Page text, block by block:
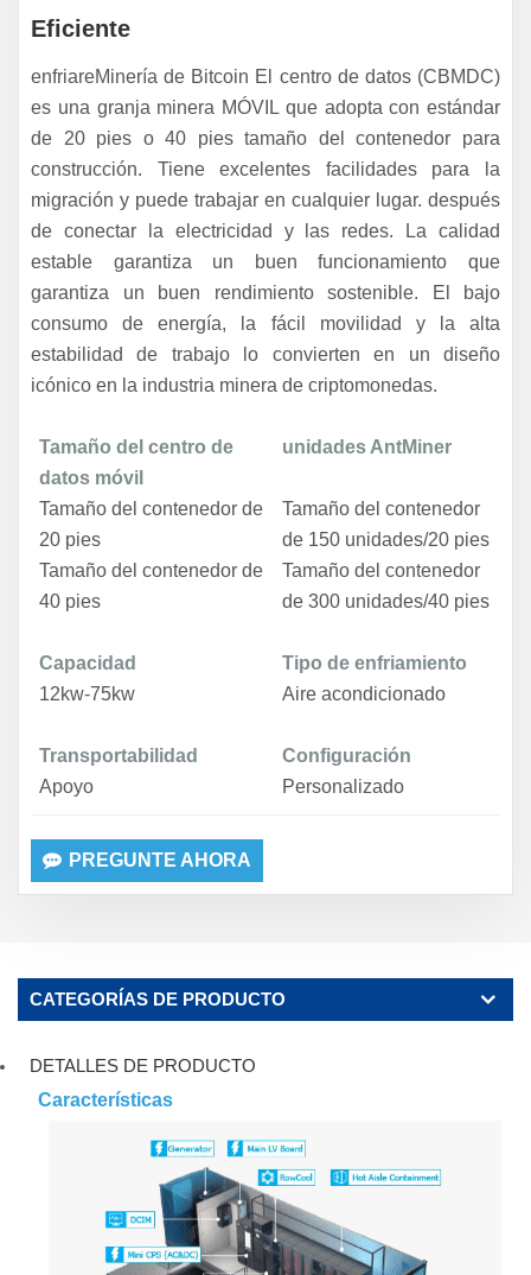
Eficiente
enfriareMinería de Bitcoin El centro de datos (CBMDC)
es una granja minera MÓVIL que adopta con estándar
de 20 pies o 40 piestamaño del contenedor para
construcción. Tiene excelentes facilidades para la
migración y puede trabajar en cualquier lugar. después
de conectar la electricidad y las redes. La calidad
estable garantiza un buen funcionamiento que
garantiza un buen rendimiento sostenible. El bajo
consumo de energía, la fácil movilidad y la alta
estabilidad de trabajo lo convierten en un diseño
icónico en la industria minera de criptomonedas.
Tamaño del centro de
datos móvil
unidades AntMiner
Tamaño del contenedor de
20 pies
Tamaño del contenedor
de 150 unidades/20 pies
Tamaño del contenedor de
40 pies
Tamaño del contenedor
de 300 unidades/40 pies
Capacidad
Tipo de enfriamiento
12kw-75kw
Aire acondicionado
Transportabilidad
Configuración
Apoyo
Personalizado
PREGUNTE AHORA
CATEGORÍAS DE PRODUCTO
DETALLES DE PRODUCTO
Características